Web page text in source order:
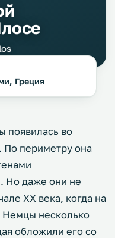
Греция
появилась во
По периметру она
Но даже они не
XX века, когда на
Немцы несколько
обложили его со